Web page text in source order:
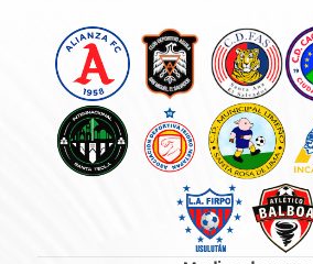
Teléfono Celular: *
Mensaje: